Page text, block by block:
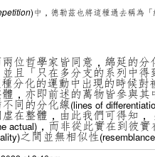
)中，德勒茲也將這種過去稱為「
位哲學家皆同意，綿延的分
且「只在多分支的系列中得
分化的運動中出現的時候尌
，亦即前述的萬物皆參與其
同的分化線(lines of
在整體，由此我們可得知，
actual)，而非從此實在到彼
之間並無相似性